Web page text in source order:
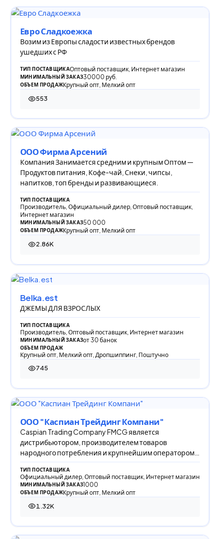
Евро Сладкоежка
Возим из Европы сладости известных брендов
ушедших с РФ
ТИП ПОСТАВЩИКАОптовый поставщик, Интернет магазин
МИНИМАЛЬНЫЙ ЗАКАЗ30000 руб.
ОБЪЕМ ПРОДАЖКрупный опт, Мелкий опт
553
553 просмотра
ООО Фирма Арсений
Компания Занимается средним и крупным Оптом —
Продуктов питания, Кофе-чай, Снеки, чипсы,
напитков, топ бренды и развивающиеся.
ТИП ПОСТАВЩИКА
Производитель, Официальный дилер, Оптовый поставщик,
Интернет магазин
МИНИМАЛЬНЫЙ ЗАКАЗ50 000
ОБЪЕМ ПРОДАЖКрупный опт, Мелкий опт
2.86K
2 857 просмотров
Belka.est
ДЖЕМЫ ДЛЯ ВЗРОСЛЫХ
ТИП ПОСТАВЩИКА
Производитель, Оптовый поставщик, Интернет магазин
МИНИМАЛЬНЫЙ ЗАКАЗот 30 банок
ОБЪЕМ ПРОДАЖ
Крупный опт, Мелкий опт, Дропшиппинг, Поштучно
745
745 просмотров
ООО "Каспиан Трейдинг Компани"
Caspian Trading Company FMCG является
дистрибьютором, производителем товаров
народного потребления и крупнейшим оператором
по снабжению пред
ТИП ПОСТАВЩИКА
Официальный дилер, Оптовый поставщик, Интернет магазин
МИНИМАЛЬНЫЙ ЗАКАЗ1000
ОБЪЕМ ПРОДАЖКрупный опт, Мелкий опт
1.32K
1 321 просмотр